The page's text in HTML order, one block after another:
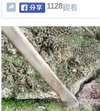
1128觀看